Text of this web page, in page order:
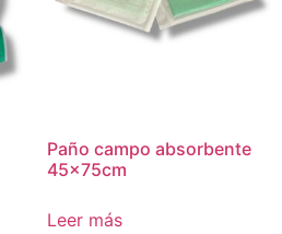
Paño campo absorbente
45x75cm
Leer más